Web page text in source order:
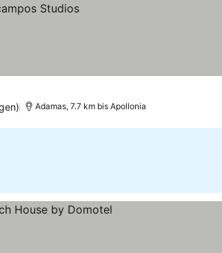
Adamas, 7.7 km bis Apollonia